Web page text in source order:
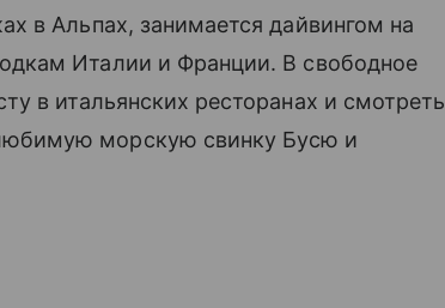
в Альпах, занимается дайвингом на
Италии и Франции. В свободное
в итальянских ресторанах и смотреть
морскую свинку Бусю и